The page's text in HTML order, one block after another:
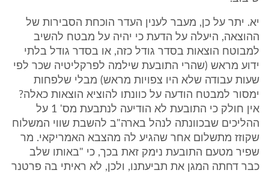
יא. יתר על כן, מעבר לענין העדר הוכחת הסבירות של
ההוצאה, היעלה על הדעת כי יהיה על מבטח להשיב
למבוטח הוצאות בסדר גודל כזה, או בסדר גודל בלתי
ידוע מראש (שהרי התובעת שילמה לפרקליטיה שכר לפי
שעות עבודה שלא היו צפויות מראש) מבלי שלפחות
ימסור למבטח הודעה על כוונתו להוציא הוצאות כאלה?
אין חולק כי התובעת לא הודיעה לנתבעת מס' 1 על
ההליכים שבכוונתה לנהל בארה"ב להשבת שווי המשלוח
שקוזז מתשלום אחר שהגיע לה מהצבא האמריקאי. מר
שפיר מטעם התובעת נימק זאת בכך, כי "באותו שלב
כבר דחתה המגן את תביעתנו, ולכן, לא ראיתי בה פרטנר